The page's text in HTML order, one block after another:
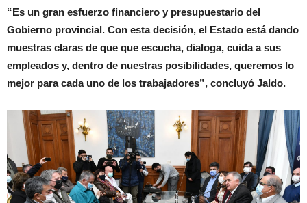
“Es un gran esfuerzo financiero y presupuestario del
Gobierno provincial. Con esta decisión, el Estado está dando
muestras claras de que que escucha, dialoga, cuida a sus
empleados y, dentro de nuestras posibilidades, queremos lo
mejor para cada uno de los trabajadores”, concluyó Jaldo.